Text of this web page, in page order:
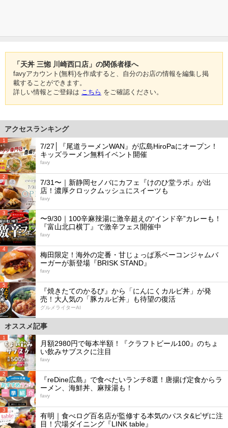
「天丼 三惚 川崎西口店」の関係者様へ
favyアカウント(無料)を作成すると、自分のお店の情報を編集し掲
載することができます。
詳しい情報とご登録は こちら をご確認ください。
アクセスランキング
1
7/27│『尾道ラーメンWAN』が広島HiroPaにオープン！
キッズラーメン無料イベント開催
favy
2
7/31〜｜新静岡セノバにカフェ『けのひ堂ラボ』が出
店！濃厚クロックムッシュにスイーツも
favy
3
〜9/30｜100辛麻辣湯に激辛超えの“インド辛”カレーも！
『富山北口横丁』で激辛フェス開催中
favy
4
梅田限定！海外の定番・甘じょっぱ系ベーコンジャムバ
ーガーが新登場『BRISK STAND』
favy
5
『焼きたてのかるび』から「にんにくカルビ丼」が発
売！大人気の「豚カルビ丼」も待望の復活
グルメライターAI
オススメ記事
1
月額2980円で毎本半額！『クラフトビール100』のちょ
い飲みサブスクに注目
favy
2
『reDine広島』で食べたいランチ8選！唐揚げ定食からラ
ーメン、海鮮丼、麻辣湯も！
favy
3
有明｜食べログ百名店が監修する本気のパスタ&ピザに注
目！穴場ダイニング『LINK table』